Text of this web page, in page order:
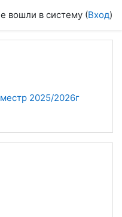
вошли в систему (Вход)
2025/2026г